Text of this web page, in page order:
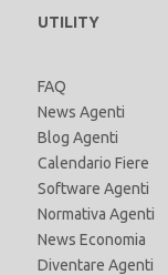
UTILITY
FAQ
News Agenti
Blog Agenti
Calendario Fiere
Software Agenti
Normativa Agenti
News Economia
Diventare Agenti